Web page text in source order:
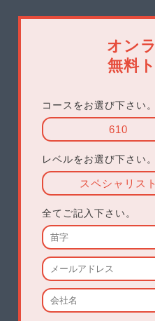
Module3
部品損傷と
表面実装技
本プログラムは、
認証バージョンは問
CIT更新では、トレ
ださい。→ 価格をみ
申し込みには、既存
CITの新規取得をご希
→ CIT新規取得コー
オン
無料
コースをお選び下さい。
610
レベルをお選び下さい。
スペシャリスト
全てご記入下さい。